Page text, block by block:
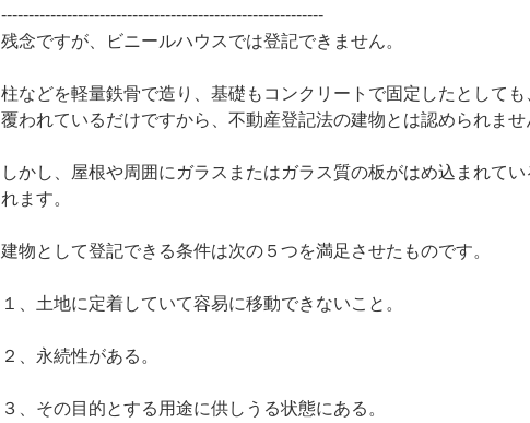
-----------------------------------------------------------
残念ですが、ビニールハウスでは登記できません。
柱などを軽量鉄骨で造り、基礎もコンクリートで固定したとして
覆われているだけですから、不動産登記法の建物とは認められませ
しかし、屋根や周囲にガラスまたはガラス質の板がはめ込まれて
れます。
建物として登記できる条件は次の５つを満足させたものです。
１、土地に定着していて容易に移動できないこと。
２、永続性がある。
３、その目的とする用途に供しうる状態にある。